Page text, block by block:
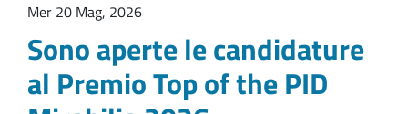
Mer 20 Mag, 2026
Sono aperte le candidature
al Premio Top of the PID